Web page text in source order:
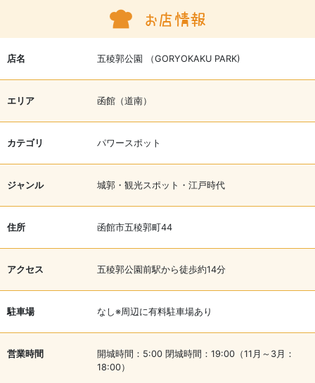
店名 五稜郭公園 （GORYOKAKU PARK)
エリア 函館（道南）
カテゴリ パワースポット
ジャンル 城郭・観光スポット・江戸時代
住所 函館市五稜郭町44
アクセス 五稜郭公園前駅から徒歩約14分
駐車場 なし※周辺に有料駐車場あり
営業時間
開城時間：5:00 閉城時間：19:00（11月～3月：
18:00）